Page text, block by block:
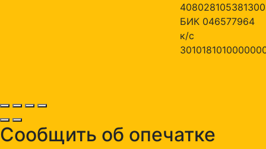
БИК 046577964
к/с
Сообщить об опечатке